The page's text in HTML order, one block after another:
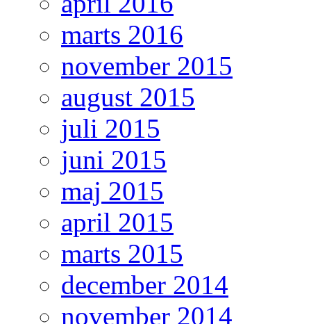
marts 2016
november 2015
august 2015
juli 2015
juni 2015
maj 2015
april 2015
marts 2015
december 2014
november 2014